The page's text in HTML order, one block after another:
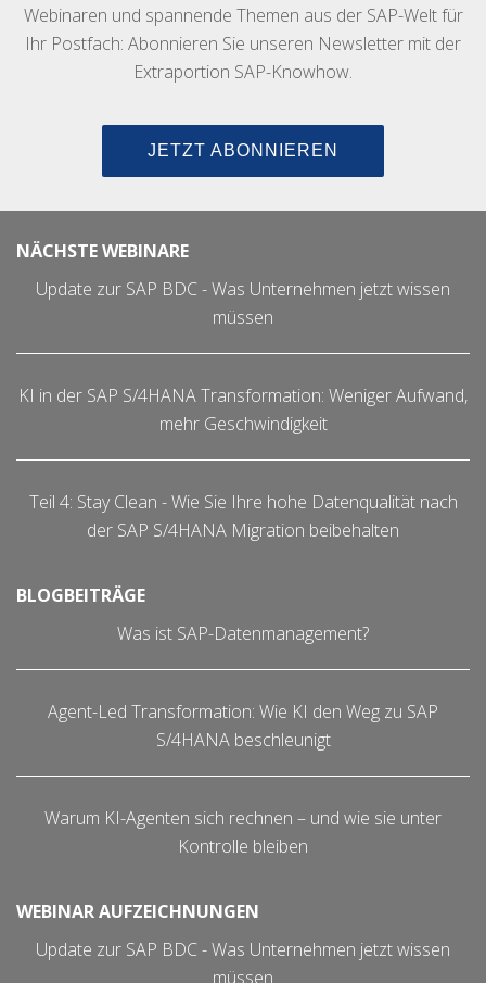
Webinaren und spannende Themen aus der SAP-Welt für
Ihr Postfach: Abonnieren Sie unseren Newsletter mit der
Extraportion SAP-Knowhow.
JETZT ABONNIEREN
NÄCHSTE WEBINARE
Update zur SAP BDC - Was Unternehmen jetzt wissen
müssen
KI in der SAP S/4HANA Transformation: Weniger Aufwand,
mehr Geschwindigkeit
Teil 4: Stay Clean - Wie Sie Ihre hohe Datenqualität nach
der SAP S/4HANA Migration beibehalten
BLOGBEITRÄGE
Was ist SAP-Datenmanagement?
Agent-Led Transformation: Wie KI den Weg zu SAP
S/4HANA beschleunigt
Warum KI-Agenten sich rechnen – und wie sie unter
Kontrolle bleiben
WEBINAR AUFZEICHNUNGEN
Update zur SAP BDC - Was Unternehmen jetzt wissen
müssen